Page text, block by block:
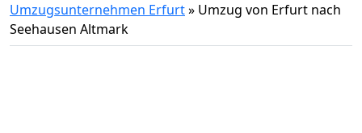
Umzugsunternehmen Erfurt» Umzug von Erfurt nach
Seehausen Altmark